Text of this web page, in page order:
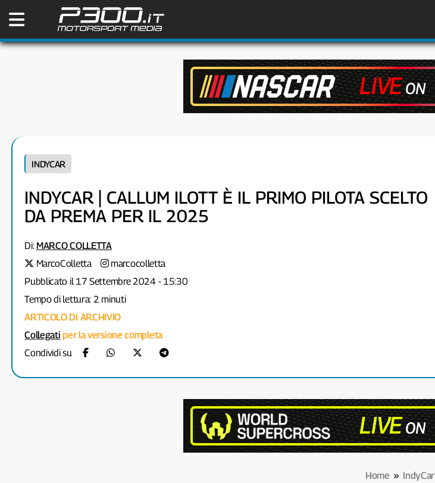
INDYCAR
INDYCAR | CALLUM ILOTT È IL PRIMO PILOTA SCELTO
DA PREMA PER IL 2025
Di: MARCO COLLETTA
MarcoColletta
marcocolletta
Pubblicato il 17 Settembre 2024 - 15:30
Tempo di lettura: 2 minuti
ARTICOLO DI ARCHIVIO
Collegati per la versione completa
Condividi su
Home » IndyCar